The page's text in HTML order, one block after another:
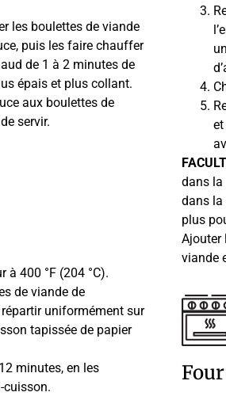
les boulettes de viande
puis les faire chauffer
de 1 à 2 minutes de
épais et plus collant.
aux boulettes de
servir.
à 400 °F (204 °C).
de viande de
répartir uniformément sur
tapissée de papier
minutes, en les
cuisson.
dans la
dans la
plus
Ajouter
viande
Four